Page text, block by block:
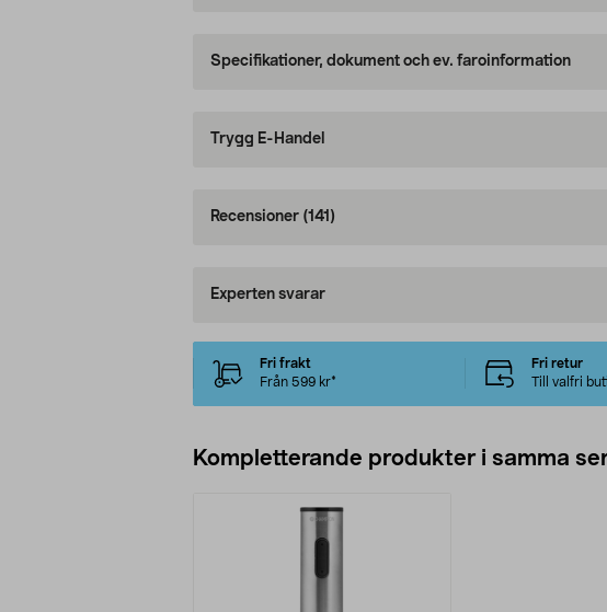
Specifikationer, dokument och ev. faroinformation
Trygg E-Handel
Recensioner (141)
Experten svarar
Fri frakt
Från 599 kr*
Fri retur
Till valfri
Kompletterande produkter i samma